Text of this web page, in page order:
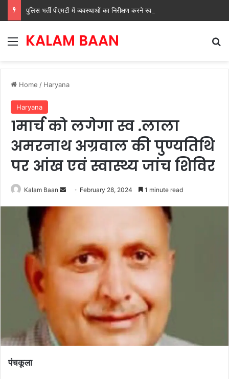
Menu
KALAM BAAN
Home / Haryana
Haryana
1मार्च को लगेगा स्व .लाला
अमरनाथ अग्रवाल की पुण्यतिथि
पर आंख एवं स्वास्थ्य जांच शिविर
Kalam Baan
Send February 28, 2024 1 minute read
पंचकूला